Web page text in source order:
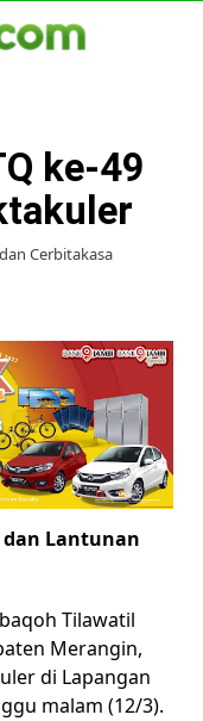
ke-49
Cerbitakasa
Lantunan
Tilawatil
Merangin,
di Lapangan
malam (12/3).